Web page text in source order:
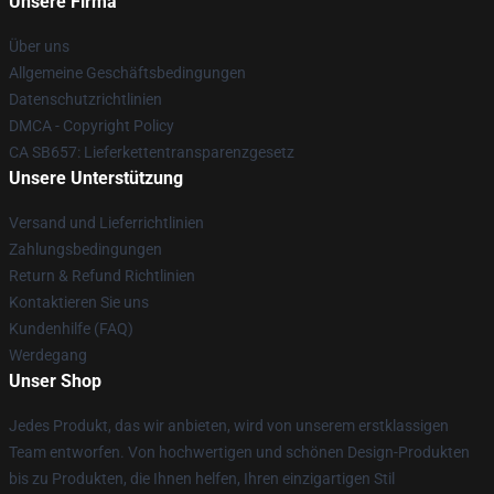
Über uns
Allgemeine Geschäftsbedingungen
Datenschutzrichtlinien
DMCA - Copyright Policy
CA SB657: Lieferkettentransparenzgesetz
Unsere Unterstützung
Versand und Lieferrichtlinien
Zahlungsbedingungen
Return & Refund Richtlinien
Kontaktieren Sie uns
Kundenhilfe (FAQ)
Werdegang
Unser Shop
Jedes Produkt, das wir anbieten, wird von unserem erstklassigen
Team entworfen. Von hochwertigen und schönen Design-Produkten
bis zu Produkten, die Ihnen helfen, Ihren einzigartigen Stil